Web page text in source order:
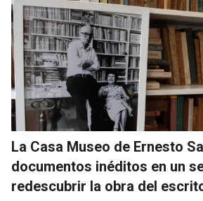
La Casa Museo de Ernesto
documentos inéditos en un
redescubrir la obra del